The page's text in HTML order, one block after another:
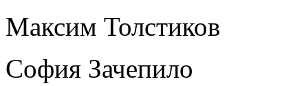
Максим Толстиков
София Зачепило